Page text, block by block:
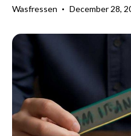
Wasfressen December 28,